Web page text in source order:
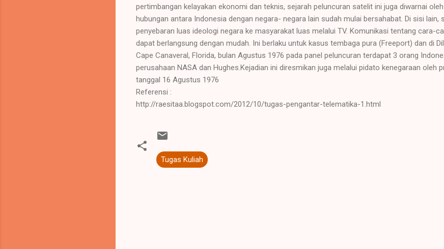
pertimbangan kelayakan ekonomi dan teknis, sejarah peluncuran satelit ini juga diwarnai
hubungan antara Indonesia dengan negara- negara lain sudah mulai bersahabat. Di sisi lain,
penyebaran luas ideologi negara ke masyarakat luas melalui TV. Komunikasi tentang cara-
dapat berlangsung dengan mudah. Ini berlaku untuk kasus tembaga pura (Freeport) dan di
Cape Canaveral, Florida, bulan Agustus 1976 pada panel peluncuran terdapat 3 orang
perusahaan NASA dan Hughes.Kejadian ini diresmikan juga melalui pidato kenegaraan oleh
tanggal 16 Agustus 1976
Referensi :
http://raesitaa.blogspot.com/2012/10/tugas-pengantar-telematika-1.html
Tugas Kuliah